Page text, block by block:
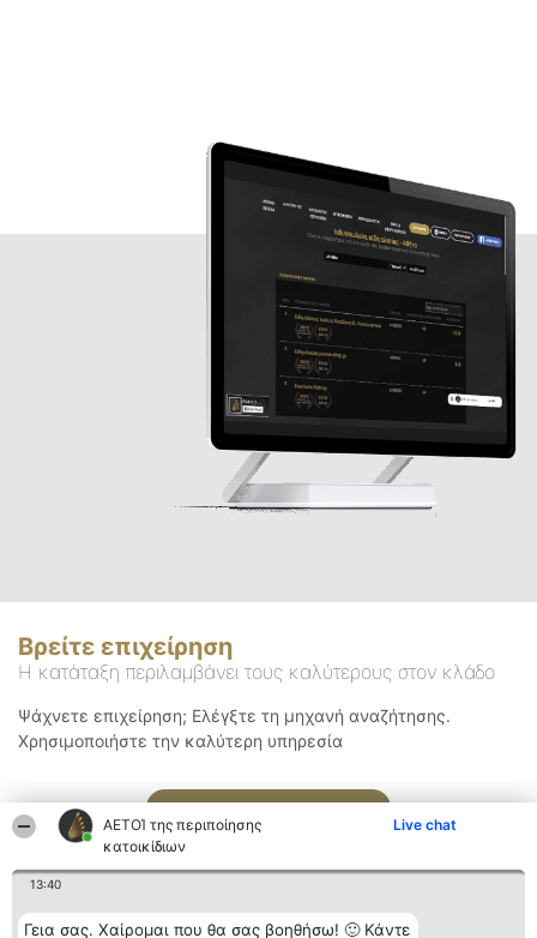
ΑΕΤΟΊ της περιποίησης
κατοικίδιων
Live chat
13:40
Γεια σας. Χαίρομαι που θα σας βοηθήσω! 🙂 Κάντε
Βρείτε επιχείρηση
Η κατάταξη περιλαμβάνει τους καλύτερους στον κλάδο
Ψάχνετε επιχείρηση; Ελέγξτε τη μηχανή αναζήτησης.
Χρησιμοποιήστε την καλύτερη υπηρεσία
Αναζήτηση